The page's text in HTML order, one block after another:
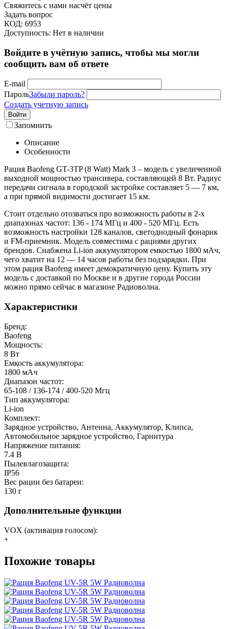
Свяжитесь с нами насчёт цены
Задать вопрос
КОД: 6953
Доступность: Нет в наличии
Войдите в учётную запись, чтобы мы могли
сообщить вам об ответе
E-mail
ПарольЗабыли пароль?
Создать учетную запись
Войти
Запомнить
Описание
Особенности
Рация Baofeng GT-3TP (8 Watt) Mark 3 – модель с увеличенной
выходной мощностью трансивера, составляющей 8 Вт. Радиус
передачи сигнала в городской застройке составляет 5 — 7 км,
а при прямой видимости достигает 15 км.
Стоит отдельно отозваться про возможность работы в 2-х
диапазонах частот: 136 - 174 МГц и 400 - 520 МГц. Есть
возможность настройки 128 каналов, светодиодный фонарик
и FM-приемник. Модель совместима с рациями других
брендов. Снабжена Li-ion аккумулятором емкостью 1800 мАч,
чего хватит на 12 — 14 часов работы без подзарядки. При
этом рация Baofeng имеет демократичную цену. Купить эту
модель с доставкой по Москве и в другие города России
можно прямо сейчас в магазине Радиоволна.
Характеристики
Бренд:
Baofeng
Мощность:
8 Вт
Емкость аккумулятора:
1800 мАч
Диапазон частот:
65-108 / 136-174 / 400-520 Мгц
Тип аккумулятора:
Li-ion
Комплект:
Зарядное устройство, Антенна, Аккумулятор, Клипса,
Автомобильное зарядное устройство, Гарнитура
Напряжение питания:
7.4 В
Пылевлагозащита:
IP56
Вес рации без батареи:
130 г
Дополнительные функции
VOX (активация голосом):
+
Похожие товары